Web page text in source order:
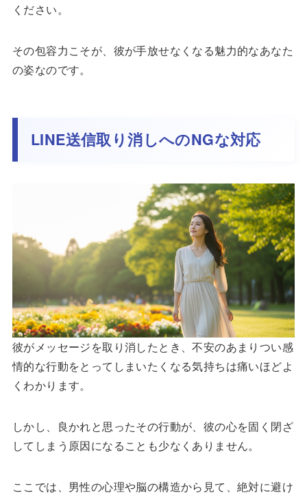
ください。
その包容力こそが、彼が手放せなくなる魅力的なあなた
の姿なのです。
LINE送信取り消しへのNGな対応
彼がメッセージを取り消したとき、不安のあまりつい感
情的な行動をとってしまいたくなる気持ちは痛いほどよ
くわかります。
しかし、良かれと思ったその行動が、彼の心を固く閉ざ
してしまう原因になることも少なくありません。
ここでは、男性の心理や脳の構造から見て、絶対に避け